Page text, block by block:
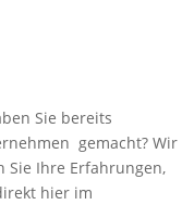
Sie bereits
gemacht? Wir
Sie Ihre Erfahrungen,
hier im